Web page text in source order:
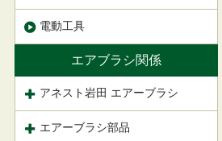
電動工具
エアブラシ関係
アネスト岩田 エアーブラシ
エアーブラシ部品